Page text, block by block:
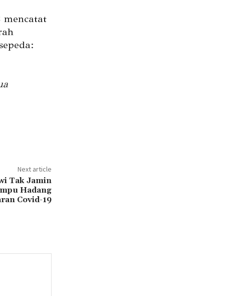
mencatat
Next article
Tak Jamin
Hadang
Covid-19